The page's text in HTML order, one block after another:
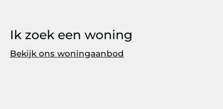
Ik zoek een woning
Bekijk ons woningaanbod